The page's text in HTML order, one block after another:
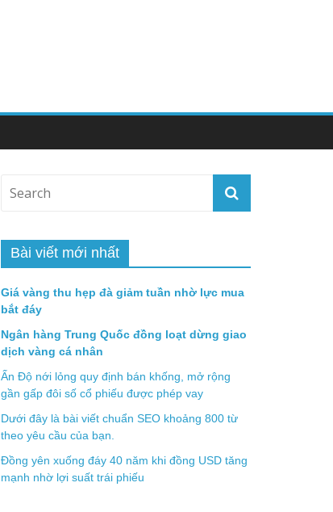
Bài viết mới nhất
Giá vàng thu hẹp đà giảm tuần nhờ lực mua
bắt đáy
Ngân hàng Trung Quốc đồng loạt dừng giao
dịch vàng cá nhân
Ấn Độ nới lỏng quy định bán khống, mở rộng
gần gấp đôi số cổ phiếu được phép vay
Dưới đây là bài viết chuẩn SEO khoảng 800 từ
theo yêu cầu của bạn.
Đồng yên xuống đáy 40 năm khi đồng USD tăng
mạnh nhờ lợi suất trái phiếu